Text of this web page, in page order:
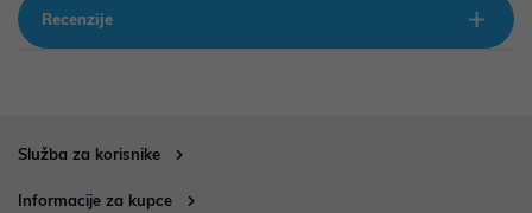
Recenzije
Služba za korisnike
Informacije za kupce